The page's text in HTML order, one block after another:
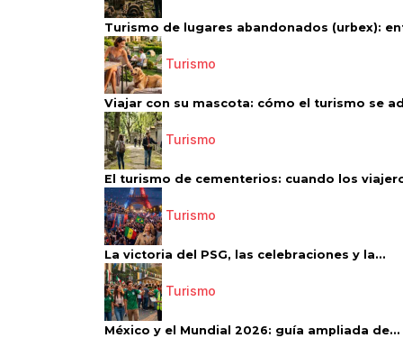
Turismo de lugares abandonados (urbex):
Turismo
Viajar con su mascota: cómo el turismo se
Turismo
El turismo de cementerios: cuando los
Turismo
La victoria del PSG, las celebraciones y la...
Turismo
México y el Mundial 2026: guía ampliada de...